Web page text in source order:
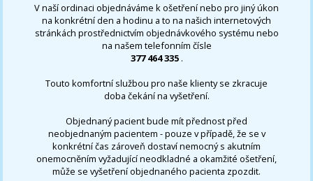
V naší ordinaci objednáváme k ošetření nebo pro jiný úkon
na konkrétní den a hodinu a to na našich internetových
stránkách prostřednictvím objednávkového systému nebo
na našem telefonním čísle
377 464 335 .
Touto komfortní službou pro naše klienty se zkracuje
doba čekání na vyšetření.
Objednaný pacient bude mít přednost před
neobjednaným pacientem - pouze v případě, že se v
konkrétní čas zároveň dostaví nemocný s akutním
onemocněním vyžadující neodkladné a okamžité ošetření,
může se vyšetření objednaného pacienta zpozdit.